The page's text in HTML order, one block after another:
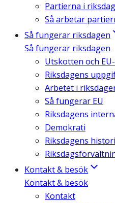
Partierna i
Så arbetar
Så fungerar riksdagen
Så fungerar riksdagen
Utskotten och
Riksdagens
Arbetet i
Så fungerar EU
Riksdagens
Demokrati
Riksdagens
Kontakt & besök
Kontakt & besök
Kontakt